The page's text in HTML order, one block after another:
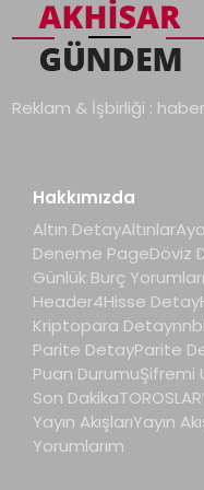
Reklam & İşbirliği :
Hakkımızda
Altın DetayAltınlar
Deneme PageDöviz
Günlük Burç Yorumları
Header4Hisse Detay
Kriptopara Detay
Parite DetayParite
Puan DurumuŞifremi
Son Dakika
Yayın AkışlarıYayın
Yorumlarım